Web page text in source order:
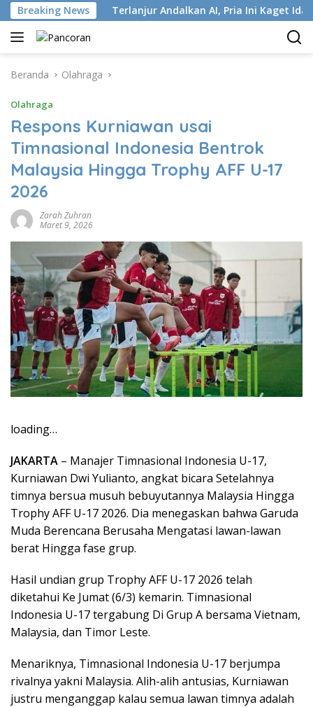
Langsung
ke
konten
Breaking News
ISP Terlanjur Andalkan AI, Pria Ini Kaget Idap
Beranda Olahraga
Olahraga
Respons Kurniawan usai
Timnasional Indonesia Bentrok
Malaysia Hingga Trophy AFF U-17
2026
Zarah Zuhran
Maret 9, 2026
loading…
JAKARTA – Manajer Timnasional Indonesia U-17,
Kurniawan Dwi Yulianto, angkat bicara Setelahnya
timnya bersua musuh bebuyutannya Malaysia Hingga
Trophy AFF U-17 2026. Dia menegaskan bahwa Garuda
Muda Berencana Berusaha Mengatasi lawan-lawan
berat Hingga fase grup.
Hasil undian grup Trophy AFF U-17 2026 telah
diketahui Ke Jumat (6/3) kemarin. Timnasional
Indonesia U-17 tergabung Di Grup A bersama Vietnam,
Malaysia, dan Timor Leste.
Menariknya, Timnasional Indonesia U-17 berjumpa
rivalnya yakni Malaysia. Alih-alih antusias, Kurniawan
justru menganggap kalau semua lawan timnya adalah